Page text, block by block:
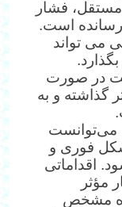
مستقل، فشار
رسانده‌ است.
می‌ تواند
در صورت
گذاشته و به
می‌توانست
فوری و
اقداماتی
مؤثر
مشخص